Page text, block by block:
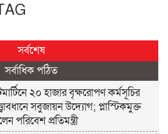
সর্বশেষ
সর্বাধিক পঠিত
২০ হাজার বৃক্ষরোপণ কর্মসূচির
সবুজায়ন উদ্যোগ; প্লাস্টিকমুক্ত
পরিবেশ প্রতিমন্ত্রী